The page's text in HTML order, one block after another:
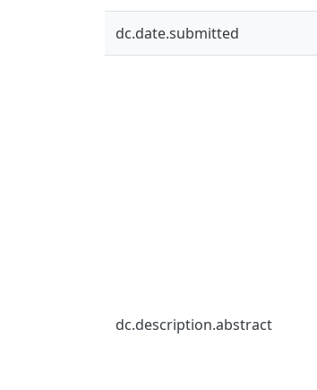
dc.date.submitted
dc.description.abstract